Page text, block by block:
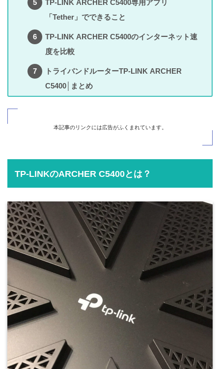
TP-LINK ARCHER C5400専用アプリ
「Tether」でできること
TP-LINK ARCHER C5400のインターネット速
度を比較
トライバンドルーターTP-LINK ARCHER
C5400│まとめ
本記事のリンクには広告がふくまれています。
TP-LINKのARCHER C5400とは？